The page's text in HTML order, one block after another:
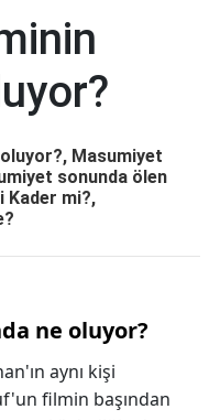
Masumiyet
sonunda ölen
Kader mi?,
ne oluyor?
aynı kişi
filmin başından